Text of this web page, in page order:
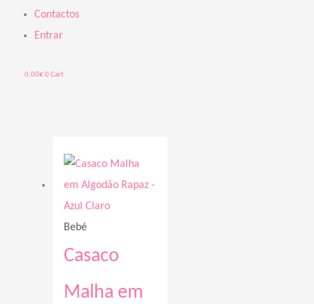
Contactos
Entrar
0.00€ 0Cart
Bebé
Casaco
Malha em
range:
28.60€